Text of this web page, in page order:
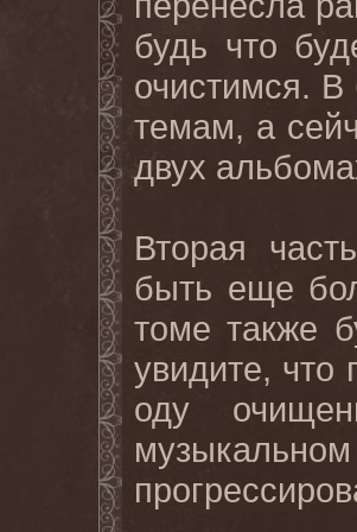
будь что
очистимся. В
темам, а
двух
Вторая
быть еще
томе также
увидите, что
оду